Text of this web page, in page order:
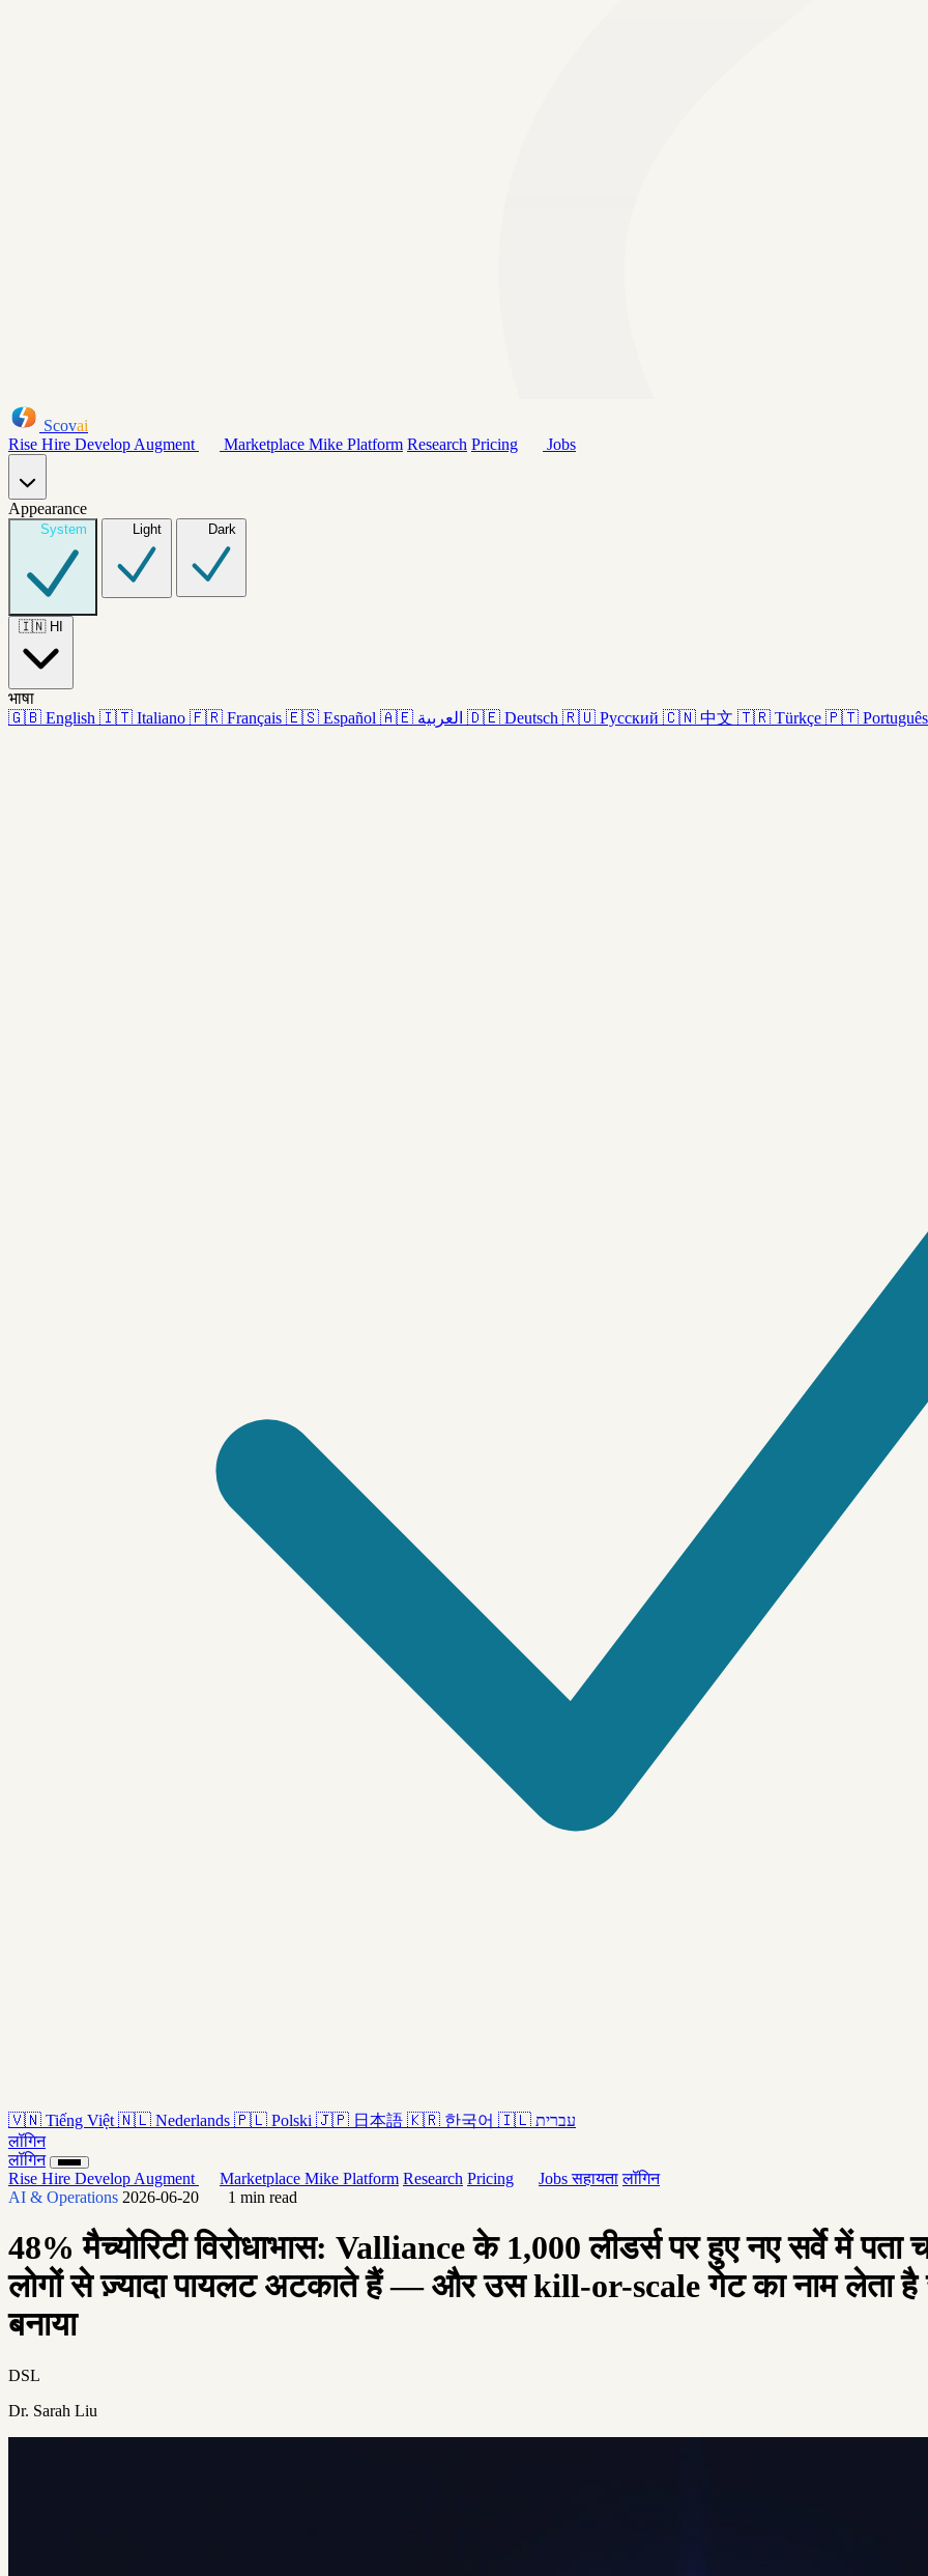
Scovai
Rise Hire Develop Augment Marketplace Mike Platform Research Pricing Jobs
Appearance
System Light Dark
🇮🇳 HI
भाषा
🇬🇧 English 🇮🇹 Italiano 🇫🇷 Français 🇪🇸 Español 🇦🇪 العربية 🇩🇪 Deutsch 🇷🇺 Русский 🇨🇳 中文 🇹🇷 Türkçe 🇵🇹 Português
🇻🇳 Tiếng Việt 🇳🇱 Nederlands 🇵🇱 Polski 🇯🇵 日本語 🇰🇷 한국어 🇮🇱 עברית
लॉगिन
लॉगिन
Rise Hire Develop Augment Marketplace Mike Platform Research Pricing Jobsसहायता लॉगिन
AI & Operations 2026-06-20 1 min read
48% मैच्योरिटी विरोधाभास: Valliance के 1,000 लीडर्स पर हुए नए सर्वे में
लोगों से ज़्यादा पायलट अटकाते हैं — और उस kill-or-scale गेट का नाम लेता
बनाया
DSL
Dr. Sarah Liu